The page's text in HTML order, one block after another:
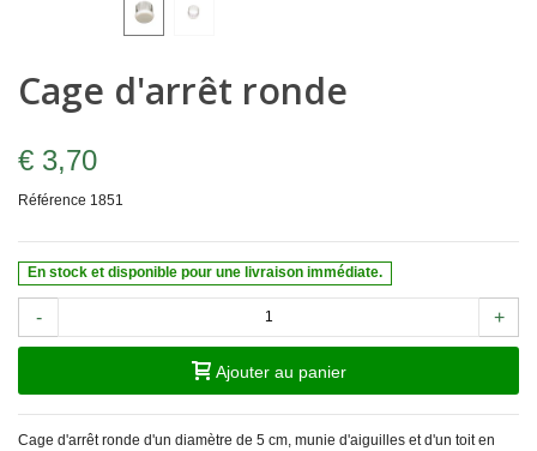
Cage d'arrêt ronde
€ 3,70
Référence 1851
En stock et disponible pour une livraison immédiate.
- +
Ajouter au panier
Cage d'arrêt ronde d'un diamètre de 5 cm, munie d'aiguilles et d'un toit en